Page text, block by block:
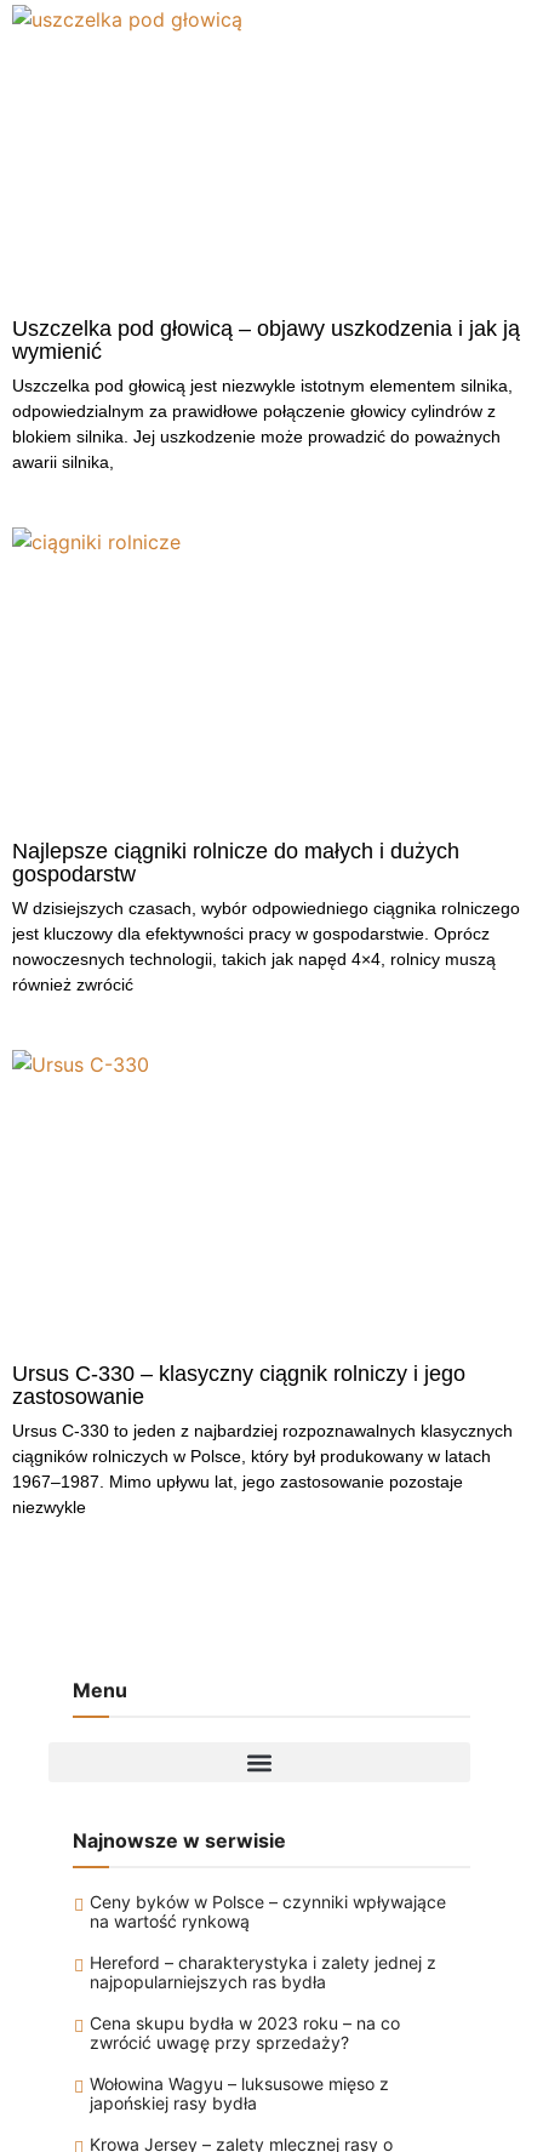
Uszczelka pod głowicą – objawy uszkodzenia i jak ją
wymienić
Uszczelka pod głowicą jest niezwykle istotnym elementem silnika,
odpowiedzialnym za prawidłowe połączenie głowicy cylindrów z
blokiem silnika. Jej uszkodzenie może prowadzić do poważnych
awarii silnika,
Najlepsze ciągniki rolnicze do małych i dużych
gospodarstw
W dzisiejszych czasach, wybór odpowiedniego ciągnika rolniczego
jest kluczowy dla efektywności pracy w gospodarstwie. Oprócz
nowoczesnych technologii, takich jak napęd 4×4, rolnicy muszą
również zwrócić
Ursus C-330 – klasyczny ciągnik rolniczy i jego
zastosowanie
Ursus C-330 to jeden z najbardziej rozpoznawalnych klasycznych
ciągników rolniczych w Polsce, który był produkowany w latach
1967–1987. Mimo upływu lat, jego zastosowanie pozostaje
niezwykle
Menu
Najnowsze w serwisie
Ceny byków w Polsce – czynniki wpływające
na wartość rynkową
Hereford – charakterystyka i zalety jednej z
najpopularniejszych ras bydła
Cena skupu bydła w 2023 roku – na co
zwrócić uwagę przy sprzedaży?
Wołowina Wagyu – luksusowe mięso z
japońskiej rasy bydła
Krowa Jersey – zalety mlecznej rasy o